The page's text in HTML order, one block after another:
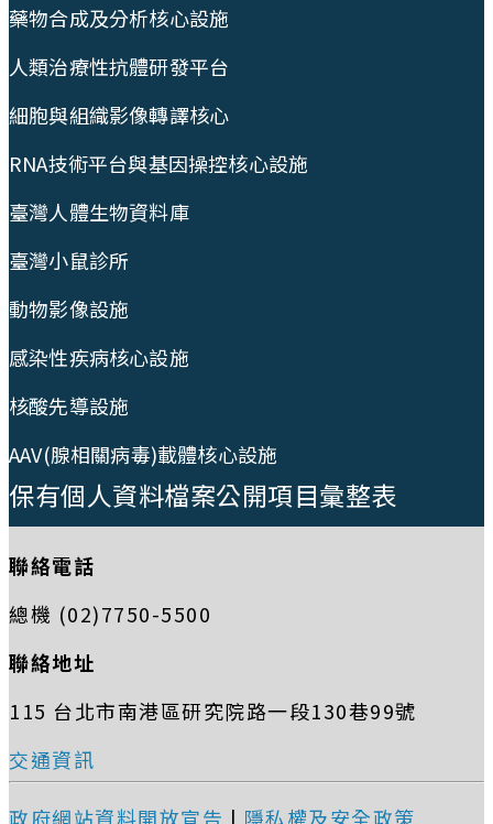
藥物合成及分析核心設施
人類治療性抗體研發平台
細胞與組織影像轉譯核心
RNA技術平台與基因操控核心設施
臺灣人體生物資料庫
臺灣小鼠診所
動物影像設施
感染性疾病核心設施
核酸先導設施
AAV(腺相關病毒)載體核心設施
保有個人資料檔案公開項目彙整表
聯絡電話
總機 (02)7750-5500
聯絡地址
115 台北市南港區研究院路一段130巷99號
交通資訊
政府網站資料開放宣告 | 隱私權及安全政策